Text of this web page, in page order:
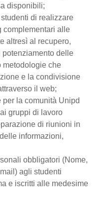
disponibili;
di realizzare
complementari alle
altresì al recupero,
delle
metodologie che
e la condivisione
il web;
per la comunità Unipd
gruppi di lavoro
di riunioni in
informazioni,
obbligatori (Nome,
agli studenti
e iscritti alle medesime